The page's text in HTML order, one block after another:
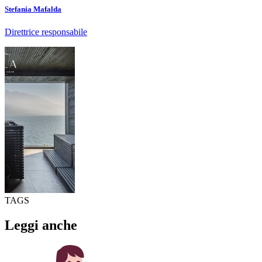
Stefania Mafalda
Direttrice responsabile
TAGS
Leggi anche